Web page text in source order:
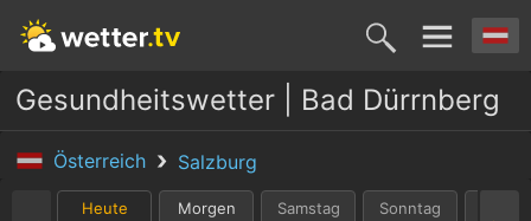
Gesundheitswetter | Bad Dürrnberg
Österreich Salzburg
Heute Morgen Samstag Sonntag